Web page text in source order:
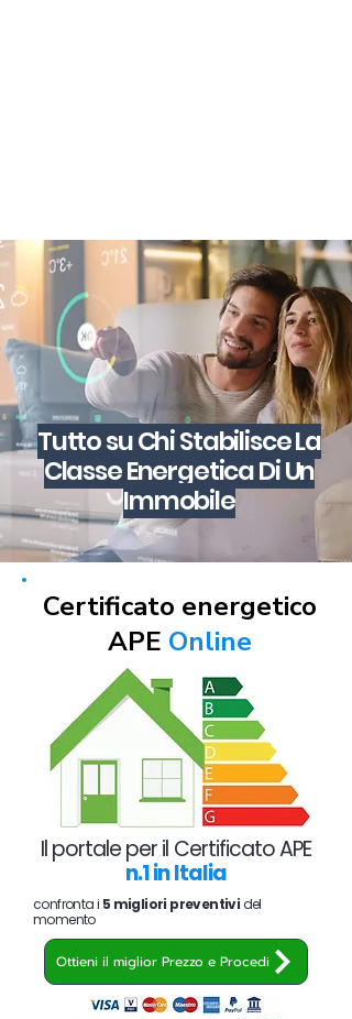
Tutto su Chi Stabilisce La
Classe Energetica Di Un
Immobile
Certificato energetico
APE Online
Il portale per il Certificato APE
n.1 in Italia
confronta i 5 migliori preventividel
momento
Ottieni il miglior Prezzo e Procedi